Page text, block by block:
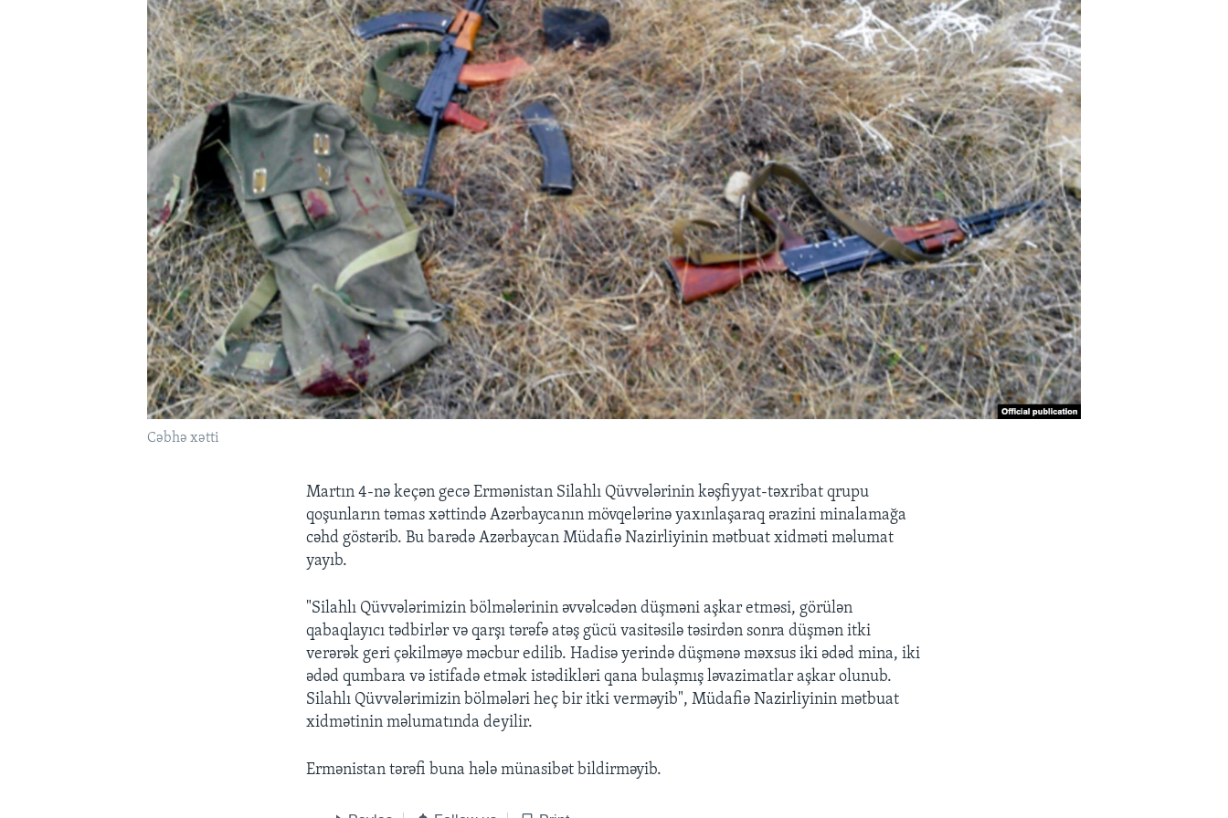
Cəbhə xətti
Martın 4-nə keçən gecə Ermənistan Silahlı Qüvvələrinin kəşfiyyat-təxribat qrupu
qoşunların təmas xəttində Azərbaycanın mövqelərinə yaxınlaşaraq ərazini minalamağa
cəhd göstərib. Bu barədə Azərbaycan Müdafiə Nazirliyinin mətbuat xidməti məlumat
yayıb.
"Silahlı Qüvvələrimizin bölmələrinin əvvəlcədən düşməni aşkar etməsi, görülən
qabaqlayıcı tədbirlər və qarşı tərəfə atəş gücü vasitəsilə təsirdən sonra düşmən itki
verərək geri çəkilməyə məcbur edilib. Hadisə yerində düşmənə məxsus iki ədəd mina, iki
ədəd qumbara və istifadə etmək istədikləri qana bulaşmış ləvazimatlar aşkar olunub.
Silahlı Qüvvələrimizin bölmələri heç bir itki verməyib", Müdafiə Nazirliyinin mətbuat
xidmətinin məlumatında deyilir.
Ermənistan tərəfi buna hələ münasibət bildirməyib.